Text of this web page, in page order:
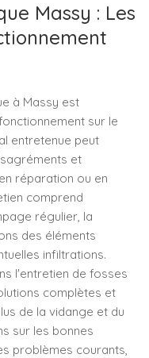
Massy : Les
à Massy est
sur le
entretenue peut
et
réparation ou en
comprend
régulier, la
des éléments
infiltrations.
l'entretien de fosses
complètes et
de la vidange et du
sur les bonnes
problèmes courants,